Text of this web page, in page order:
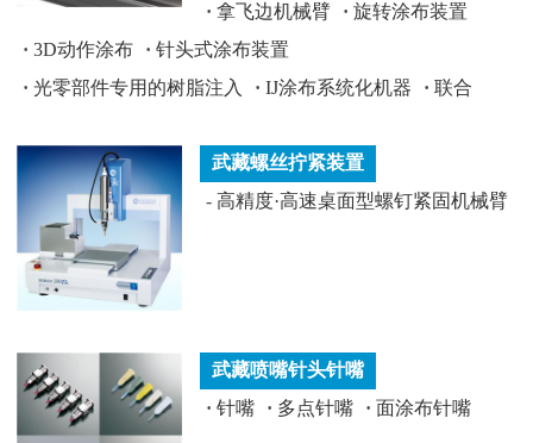
· 拿飞边机械臂 · 旋转涂布装置
· 3D动作涂布 · 针头式涂布装置
· 光零部件专用的树脂注入 · IJ涂布系统化机器 · 联合
武藏螺丝拧紧装置
- 高精度·高速桌面型螺钉紧固机械臂
武藏喷嘴针头针嘴
· 针嘴 · 多点针嘴 · 面涂布针嘴